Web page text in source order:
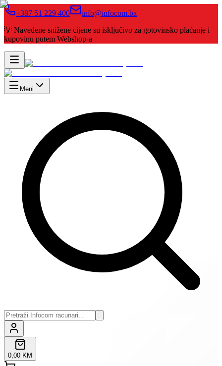
+387 51 229 400
info@infocom.ba
💡 Navedene snižene cijene su isključivo za gotovinsko plaćanje i
kupovinu putem Webshop-a
Meni
0,00 KM